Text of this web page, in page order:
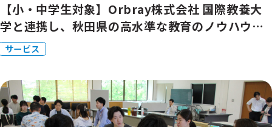
【小・中学生対象】Orbray株式会社 国際教養大
学と連携し、秋田県の高水準な教育のノウハウを
活かしたサマースクールの参加者を募集いたしま
す
サービス